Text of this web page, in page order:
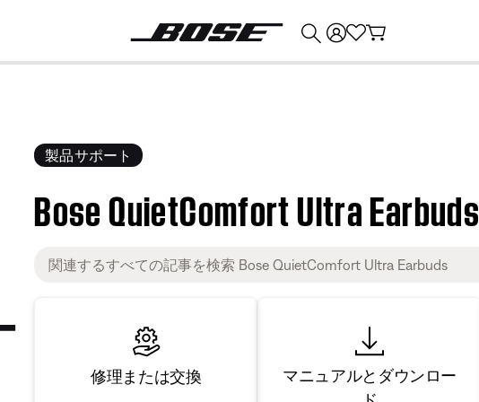
製品サポート
Bose QuietComfort Ultra Earbuds
修理または交換
マニュアルとダウンロー